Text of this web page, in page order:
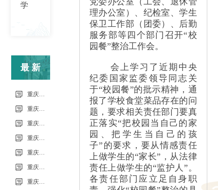
学
最新
信息
理办公室）、纪检室、学生
保卫工作部（团委）、后勤
服务部等四个部门召开“校
园餐”整治工作会。
会上学习了近期中央
纪委国家监委领导同志关
于“校园餐”的批示精神，通
报了学校食堂菜品存在的问
题，要求相关责任部门要真
正落实“把校园当自己的家
园、把学生当自己的孩
子”的要求，要从情感责任
上做学生的“家长”，从法律
责任上做学生的“监护人”。
各责任部门应立足自身职